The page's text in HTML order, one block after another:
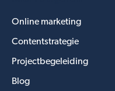
Online marketing
Contentstrategie
Projectbegeleiding
Blog